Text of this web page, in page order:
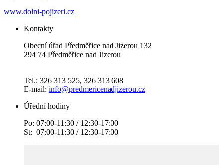
www.dolni-pojizeri.cz
Kontakty
Obecní úřad Předměřice nad Jizerou 132
294 74 Předměřice nad Jizerou
Tel.: 326 313 525, 326 313 608
E-mail: info@predmericenadjizerou.cz
Úřední hodiny
Po: 07:00-11:30 / 12:30-17:00
St: 07:00-11:30 / 12:30-17:00